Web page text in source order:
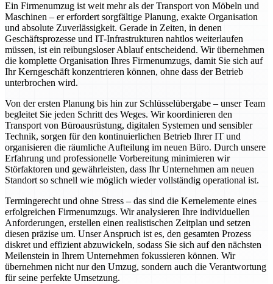
Ein Firmenumzug ist weit mehr als der Transport von Möbeln und
Maschinen – er erfordert sorgfältige Planung, exakte Organisation
und absolute Zuverlässigkeit. Gerade in Zeiten, in denen
Geschäftsprozesse und IT-Infrastrukturen nahtlos weiterlaufen
müssen, ist ein reibungsloser Ablauf entscheidend. Wir übernehmen
die komplette Organisation Ihres Firmenumzugs, damit Sie sich auf
Ihr Kerngeschäft konzentrieren können, ohne dass der Betrieb
unterbrochen wird.
Von der ersten Planung bis hin zur Schlüsselübergabe – unser Team
begleitet Sie jeden Schritt des Weges. Wir koordinieren den
Transport von Büroausrüstung, digitalen Systemen und sensibler
Technik, sorgen für den kontinuierlichen Betrieb Ihrer IT und
organisieren die räumliche Aufteilung im neuen Büro. Durch unsere
Erfahrung und professionelle Vorbereitung minimieren wir
Störfaktoren und gewährleisten, dass Ihr Unternehmen am neuen
Standort so schnell wie möglich wieder vollständig operational ist.
Termingerecht und ohne Stress – das sind die Kernelemente eines
erfolgreichen Firmenumzugs. Wir analysieren Ihre individuellen
Anforderungen, erstellen einen realistischen Zeitplan und setzen
diesen präzise um. Unser Anspruch ist es, den gesamten Prozess
diskret und effizient abzuwickeln, sodass Sie sich auf den nächsten
Meilenstein in Ihrem Unternehmen fokussieren können. Wir
übernehmen nicht nur den Umzug, sondern auch die Verantwortung
für seine perfekte Umsetzung.